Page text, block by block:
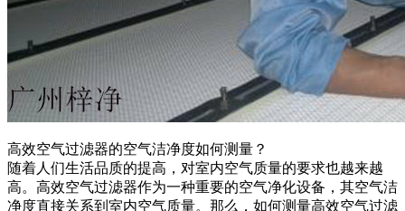
高效空气过滤器的空气洁净度如何测量？
随着人们生活品质的提高，对室内空气质量的要求也越来越
高。高效空气过滤器作为一种重要的空气净化设备，其空气洁
净度直接关系到室内空气质量。那么，如何测量高效空气过滤